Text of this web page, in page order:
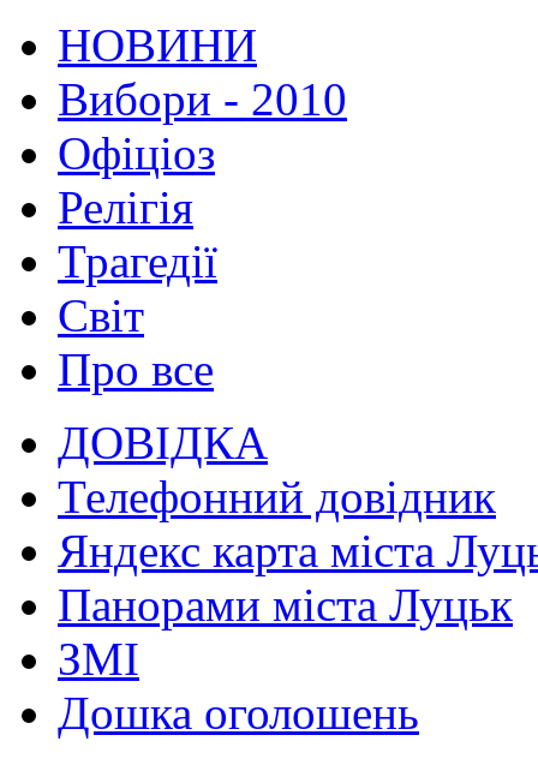
НОВИНИ
Вибори - 2010
Офіціоз
Релігія
Трагедії
Світ
Про все
ДОВІДКА
Телефонний довідник
Яндекс карта міста
Панорами міста Луцьк
ЗМІ
Дошка оголошень